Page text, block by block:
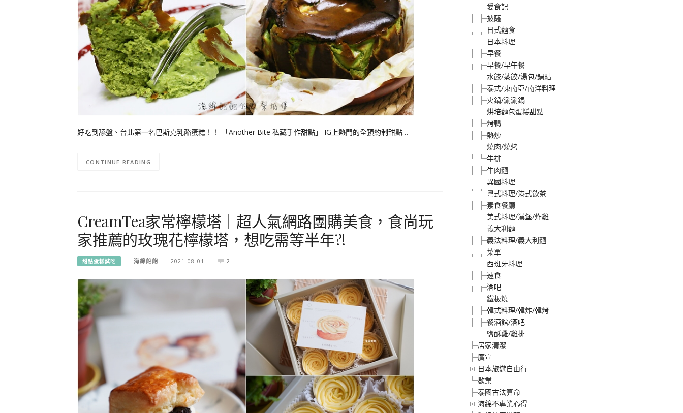
好吃到舔盤、台北第一名巴斯克乳酪蛋糕！！ 「Another Bite 私藏手作甜點」 IG上熱門的全預約制甜點…
CONTINUE READING
CreamTea家常檸檬塔｜超人氣網路團購美食，食尚玩
家推薦的玫瑰花檸檬塔，想吃需等半年?!
甜點蛋糕試吃 海綿飽飽 2021-08-01 2
愛食記
披薩
日式麵食
日本料理
早餐
早餐/早午餐
水餃/蒸餃/湯包/鍋貼
泰式/東南亞/南洋料理
火鍋/涮涮鍋
烘培麵包蛋糕甜點
烤鴨
熱炒
燒肉/燒烤
牛排
牛肉麵
異國料理
粵式料理/港式飲茶
素食餐廳
美式料理/漢堡/炸雞
義大利麵
義法料理/義大利麵
菜單
西班牙料理
速食
酒吧
鐵板燒
韓式料理/韓炸/韓烤
餐酒館/酒吧
鹽酥雞/雞排
居家清潔
廣宣
日本旅遊自由行
歇業
泰國古法算命
海綿不專業心得